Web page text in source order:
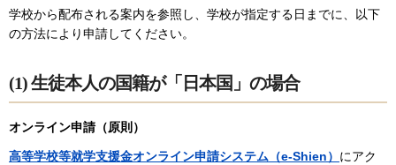
学校から配布される案内を参照し、学校が指定する日までに、以下
の方法により申請してください。
(1) 生徒本人の国籍が「日本国」の場合
オンライン申請（原則）
高等学校等就学支援金オンライン申請システム（e-Shien） にアク